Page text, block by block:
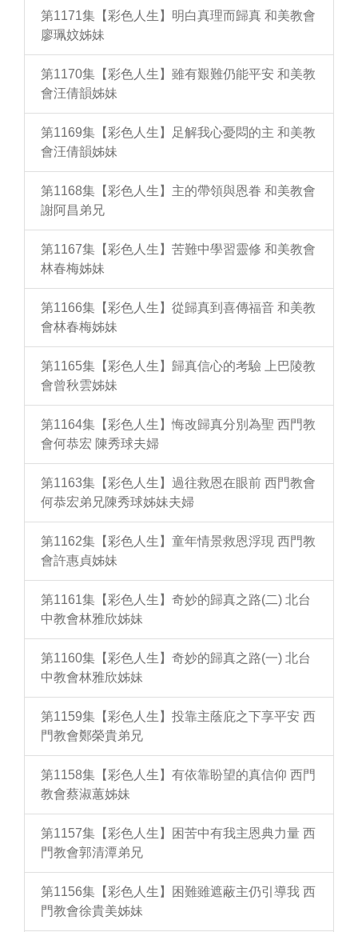
第1171集【彩色人生】明白真理而歸真 和美教會
廖珮妏姊妹
第1170集【彩色人生】雖有艱難仍能平安 和美教
會汪倩韻姊妹
第1169集【彩色人生】足解我心憂悶的主 和美教
會汪倩韻姊妹
第1168集【彩色人生】主的帶領與恩眷 和美教會
謝阿昌弟兄
第1167集【彩色人生】苦難中學習靈修 和美教會
林春梅姊妹
第1166集【彩色人生】從歸真到喜傳福音 和美教
會林春梅姊妹
第1165集【彩色人生】歸真信心的考驗 上巴陵教
會曾秋雲姊妹
第1164集【彩色人生】悔改歸真分別為聖 西門教
會何恭宏 陳秀球夫婦
第1163集【彩色人生】過往救恩在眼前 西門教會
何恭宏弟兄陳秀球姊妹夫婦
第1162集【彩色人生】童年情景救恩浮現 西門教
會許惠貞姊妹
第1161集【彩色人生】奇妙的歸真之路(二) 北台
中教會林雅欣姊妹
第1160集【彩色人生】奇妙的歸真之路(一) 北台
中教會林雅欣姊妹
第1159集【彩色人生】投靠主蔭庇之下享平安 西
門教會鄭榮貴弟兄
第1158集【彩色人生】有依靠盼望的真信仰 西門
教會蔡淑蕙姊妹
第1157集【彩色人生】困苦中有我主恩典力量 西
門教會郭清潭弟兄
第1156集【彩色人生】困難雖遮蔽主仍引導我 西
門教會徐貴美姊妹